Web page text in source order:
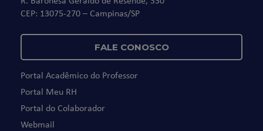
CEP: 13075-270 – Campinas/SP
FALE CONOSCO
Portal Acadêmico do Professor
Portal Meu RH
Portal do Colaborador
Webmail